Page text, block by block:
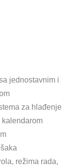
jednostavnim i
za hlađenje
režima rada,